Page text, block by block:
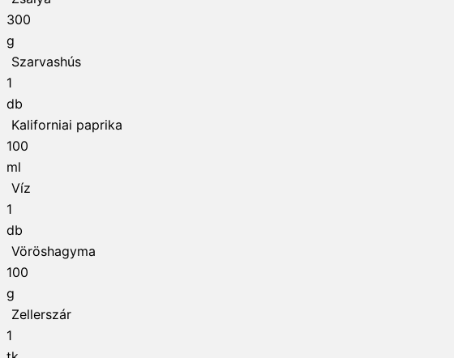
300
g
Szarvashús
1
db
Kaliforniai paprika
100
ml
Víz
1
db
Vöröshagyma
100
g
Zellerszár
1